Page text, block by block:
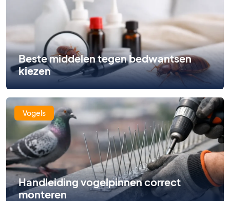
Beste middelen tegen bedwantsen
kiezen
Vogels
Handleiding vogelpinnen correct
monteren